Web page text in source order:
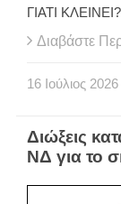
ΓΙΑΤΙ
Διαβάστε
16 Ιούλιος 2026
Διώξεις
ΝΔ για το